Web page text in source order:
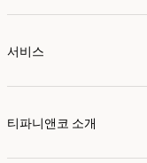
서비스
티파니앤코 소개